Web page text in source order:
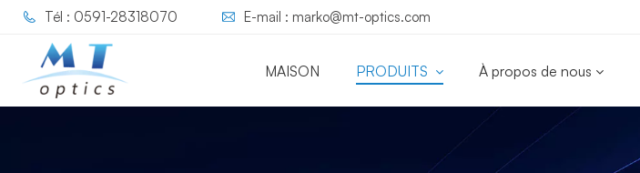
Tél : 0591-28318070 E-mail : marko@mt-optics.com
MAISON PRODUITS À propos de nous